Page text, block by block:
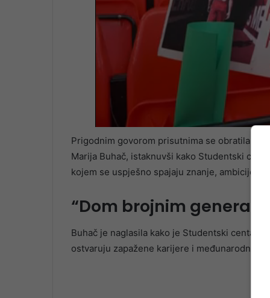
Prigodnim govorom prisutnima se obratila i
Marija Buhač, istaknuvši kako Studentski
kojem se uspješno spajaju znanje, ambicije i
“Dom brojnim
Buhač je naglasila kako je Studentski centar
ostvaruju zapažene karijere i međunarodno